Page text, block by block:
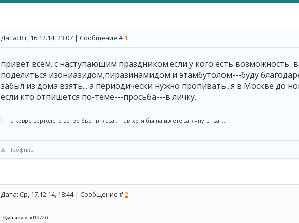
Дата: Вт, 16.12.14, 23:07 | Сообщение # 1
привет всем. с наступающим праздником.если у кого есть возможность
поделиться изониазидом,пиразинамидом и этамбутолом---буду
забыл из дома взять... а периодически нужно пропивать...я в Москве до
если кто отпишется по-теме---просьба---в личку.
на ковре вертолете ветер бьет в глаза... нам хотя бы на излете заглянуть "за"...
Профиль
Дата: Ср, 17.12.14, 18:44 | Сообщение #2
Цитатаvlad1972()